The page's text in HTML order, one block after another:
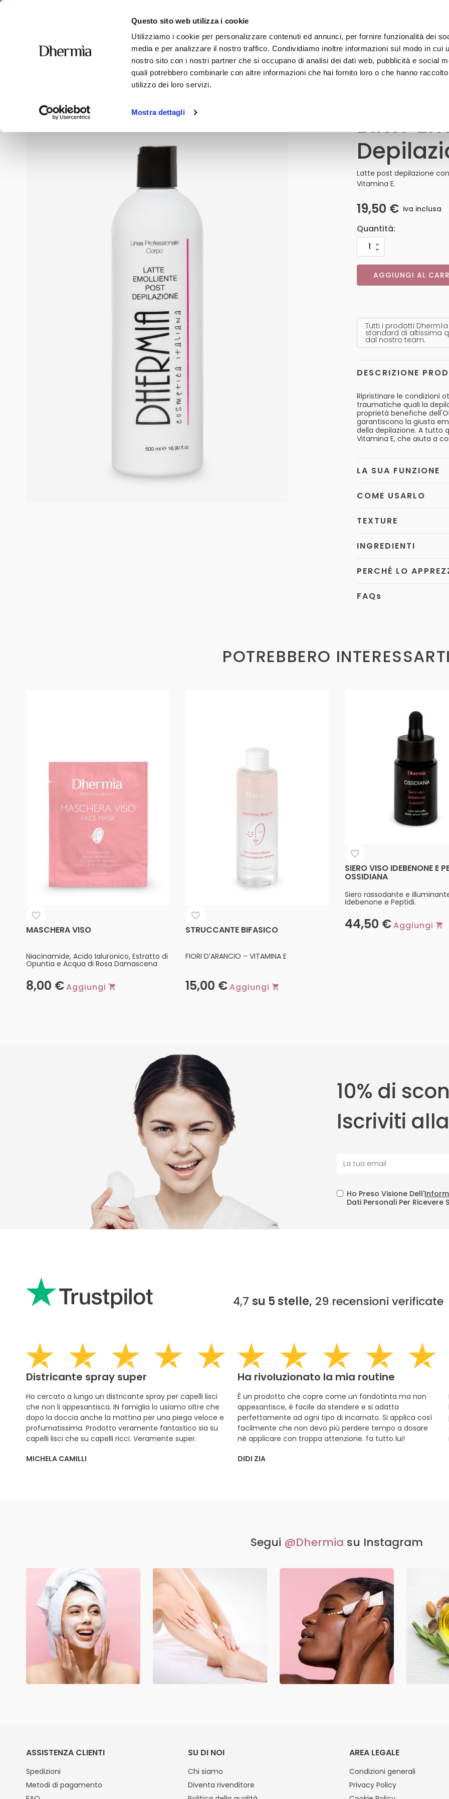
Questo sito web utilizza i cookie
Utilizziamo i cookie per personalizzare contenuti ed annunci, per fornire funzionalità dei
media e per analizzare il nostro traffico. Condividiamo inoltre informazioni sul modo in cui
nostro sito con i nostri partner che si occupano di analisi dei dati web, pubblicità e social
quali potrebbero combinarle con altre informazioni che hai fornito loro o che hanno
utilizzo dei loro servizi.
Mostra dettagli
VISO CORPO CAPELLI SOLARI
Latte Emolliente Post Depilazione
Latte
Latte post depilazione
Vitamina E.
19,50 € iva inclusa
Depilazione
Quantità
AGGIUNGI AL
Tutti i prodotti
standard di altissima
dal nostro team.
DESCRIZIONE
Ripristinare le condizioni
traumatiche quali la
proprietà benefiche
garantiscono la giusta
della depilazione. A tutto
Vitamina E, che aiuta a
LA SUA FUNZIONE
COME USARLO
TEXTURE
INGREDIENTI
PERCHÉ LO
FAQs
POTREBBERO INTERESSARTI
MASCHERA VISO
Niacinamide, Acido Ialuronico, Estratto di
Opuntia e Acqua di Rosa Damascena
8,00 €Aggiungi
STRUCCANTE BIFASICO
FIORI D’ARANCIO – VITAMINA E
15,00 €Aggiungi
SIERO VISO IDEBENONE E
OSSIDIANA
Siero rassodante e
Idebenone e Peptidi.
44,50 €Aggiungi
10% di
Iscriviti
Ho Preso Visione Dell'
Dati Personali Per Ricevere
4,7 su 5 stelle, 29 recensioni verificate
Districante spray super
Ho cercato a lungo un districante spray per capelli lisci
che non li appesantisca. IN famiglia lo usiamo oltre che
dopo la doccia anche la mattina per una piega veloce e
profumatissima. Prodotto veramente fantastico sia su
capelli lisci che su capelli ricci. Veramente super.
MICHELA CAMILLI
Ha rivoluzionato la mia routine
È un prodotto che copre come un fondotinta ma non
appesantisce, è facile da stendere e si adatta
perfettamente ad ogni tipo di incarnato. Si applica così
facilmente che non devo più perdere tempo a dosare
né applicare con troppa attenzione. fa tutto lui!
DIDI ZIA
Segui @Dhermia su Instagram
ASSISTENZA CLIENTI
Spedizioni
Metodi di pagamento
SU DI NOI
Chi siamo
Diventa rivenditore
AREA LEGALE
Condizioni generali
Privacy Policy